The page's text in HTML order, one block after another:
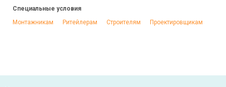
Специальные условия
Монтажникам
Ритейлерам Строителям Проектировщикам